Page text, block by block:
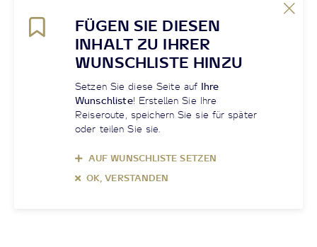
FÜGEN SIE DIESEN
INHALT ZU IHRER
WUNSCHLISTE HINZU
Setzen Sie diese Seite auf Ihre
Wunschliste! Erstellen Sie Ihre
Reiseroute, speichern Sie sie für später
oder teilen Sie sie.
AUF WUNSCHLISTE SETZEN
OK, VERSTANDEN